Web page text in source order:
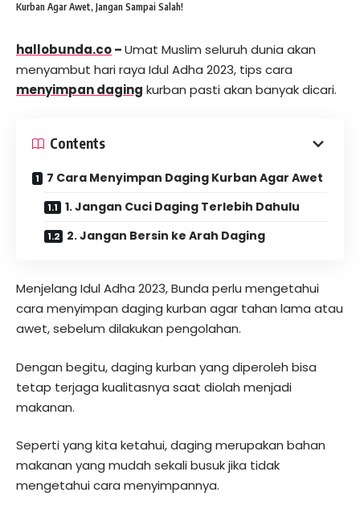
Kurban Agar Awet, Jangan Sampai Salah!
hallobunda.co–Umat Muslim seluruh dunia akan
menyambut hari raya Idul Adha 2023, tips cara
menyimpan daging kurban pasti akan banyak dicari.
Contents
7 Cara Menyimpan Daging Kurban Agar Awet
1. Jangan Cuci Daging Terlebih Dahulu
2. Jangan Bersin ke Arah Daging
Menjelang Idul Adha 2023, Bunda perlu mengetahui
cara menyimpan daging kurban agar tahan lama atau
awet, sebelum dilakukan pengolahan.
Dengan begitu, daging kurban yang diperoleh bisa
tetap terjaga kualitasnya saat diolah menjadi
makanan.
Seperti yang kita ketahui, daging merupakan bahan
makanan yang mudah sekali busuk jika tidak
mengetahui cara menyimpannya.